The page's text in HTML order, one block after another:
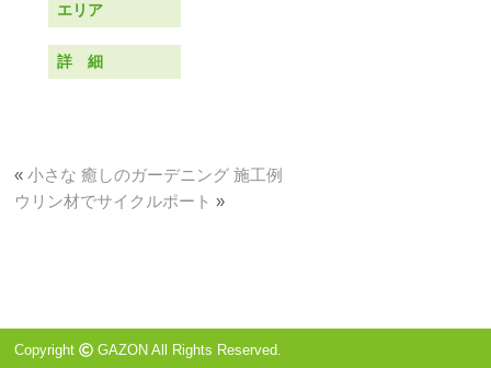
エリア
詳 細
«小さな 癒しのガーデニング 施工例
ウリン材でサイクルポート »
Copyright GAZON All Rights Reserved.